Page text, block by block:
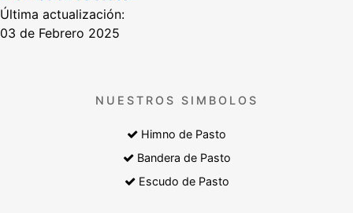
Última actualización:
03 de Febrero 2025
NUESTROS SIMBOLOS
Himno de Pasto
Bandera de Pasto
Escudo de Pasto